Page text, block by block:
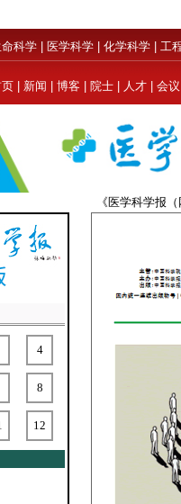
科学 医学科学 化学科学 工
新闻 博客 院士 人才 会议
《医学科学
4
8
12